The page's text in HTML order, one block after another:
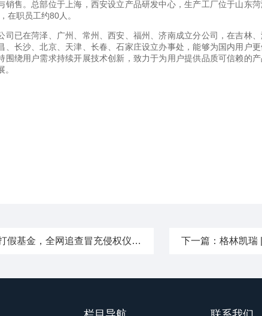
销售。总部位于上海，西安设立产品研发中心，生产工厂位于山东
在职员工约80人。
司已在菏泽、广州、常州、西安、福州、济南成立分公司，在吉林
、长沙、北京、天津、长春、石家庄设立办事处，能够为国内用户
围绕用户需求持续开展技术创新，致力于为用户提供品质可信赖的
。
基金，全网追查冒充侵权仪器！ 下一篇： 格林凯瑞